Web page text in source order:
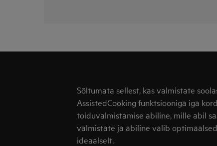
Sõltumata sellest, kas valmistate
AssistedCooking funktsiooniga iga
toiduvalmistamise abiline, mille abil
valmistate ja abiline valib
ideaalselt.